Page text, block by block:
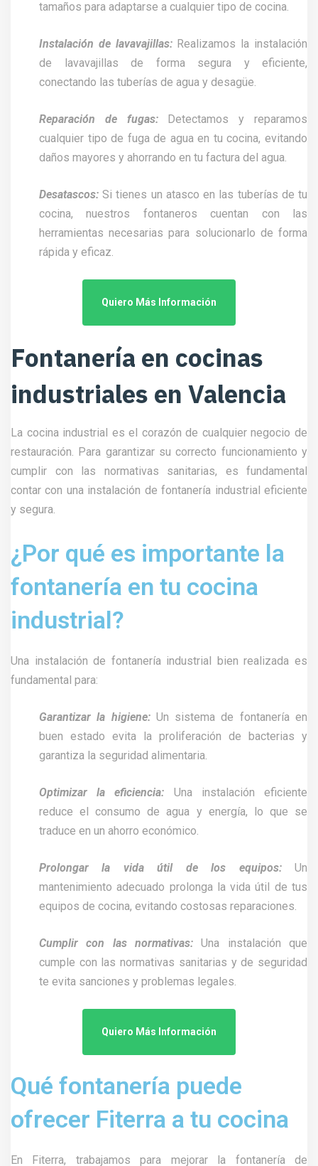
tamaños para adaptarse a cualquier tipo de cocina.
Instalación de lavavajillas: Realizamos la instalación
de lavavajillas de forma segura y eficiente,
conectando las tuberías de agua y desagüe.
Reparación de fugas: Detectamos y reparamos
cualquier tipo de fuga de agua en tu cocina, evitando
daños mayores y ahorrando en tu factura del agua.
Desatascos:Si tienes un atasco en las tuberías de tu
cocina, nuestros fontaneros cuentan con las
herramientas necesarias para solucionarlo de forma
rápida y eficaz.
Quiero Más Información
Fontanería en cocinas
industriales en Valencia
La cocina industrial es el corazón de cualquier negocio de
restauración. Para garantizar su correcto funcionamiento y
cumplir con las normativas sanitarias, es fundamental
contar con una instalación de fontanería industrial eficiente
y segura.
¿Por qué es importante la
fontanería en tu cocina
industrial?
Una instalación de fontanería industrial bien realizada es
fundamental para:
Garantizar la higiene: Un sistema de fontanería en
buen estado evita la proliferación de bacterias y
garantiza la seguridad alimentaria.
Optimizar la eficiencia: Una instalación eficiente
reduce el consumo de agua y energía, lo que se
traduce en un ahorro económico.
Prolongar la vida útil de los equipos: Un
mantenimiento adecuado prolonga la vida útil de tus
equipos de cocina, evitando costosas reparaciones.
Cumplir con las normativas:Una instalación que
cumple con las normativas sanitarias y de seguridad
te evita sanciones y problemas legales.
Quiero Más Información
Qué fontanería puede
ofrecer Fiterra a tu cocina
En Fiterra, trabajamos para mejorar la fontanería de